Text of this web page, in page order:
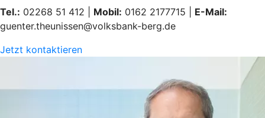
Tel.: 02268 51 412 | Mobil: 0162 2177715 | E-Mail:
guenter.theunissen@volksbank-berg.de
Jetzt kontaktieren